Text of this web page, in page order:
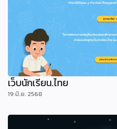
เว็บนักเรียน.ไทย
19 มิ.ย. 2568